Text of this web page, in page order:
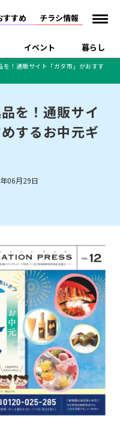
すすめ チラシ情報
イベント 暮らし
下越
市西区
新潟市北区
市秋葉区
新潟市西蒲区
・粟島
阿賀
燕・弥彦
魚沼・南魚沼・湯沢
糸魚川
閉店
長岡市・開店
現地レポート
アウト
季節・期間限定
パスタ
ツ
デカ盛り・大盛り
・鮨
そば・うどん
ビール
気払い
祭り・伝統行事
花火大会
入場無料
ポーツ アルビレックス
住宅メーカー・工務
店
ル 旅館
水族館
ラブラ万代・ラブラ2
ピア万代
インタビュー
キャンペーン
ドラッグストア・ホーム
センター
生活サービス
ジャー
家電・携帯電話
イベント
長岡・見附 チラシ
チラシ
週末セール
ルセール
りセール
を！通販サイト「ガタ市」がおすす
を！通販サイ
するお中元ギ
06月29日